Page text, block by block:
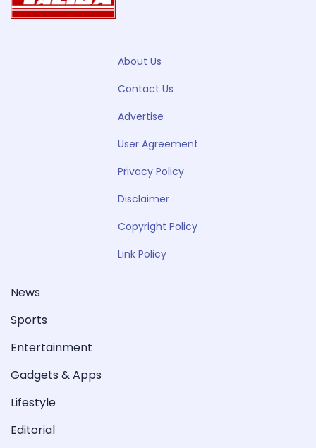
About Us
Contact Us
Advertise
User Agreement
Privacy Policy
Disclaimer
Copyright Policy
Link Policy
News
Sports
Entertainment
Gadgets & Apps
Lifestyle
Editorial